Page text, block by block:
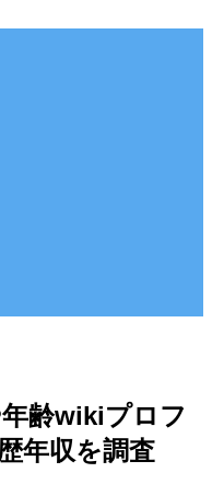
齢wikiプロフ
年収を調査